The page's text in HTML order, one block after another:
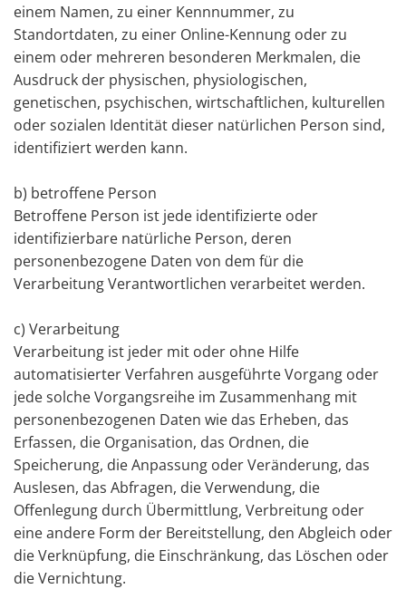
einem Namen, zu einer Kennnummer, zu
Standortdaten, zu einer Online-Kennung oder zu
einem oder mehreren besonderen Merkmalen, die
Ausdruck der physischen, physiologischen,
genetischen, psychischen, wirtschaftlichen, kulturellen
oder sozialen Identität dieser natürlichen Person sind,
identifiziert werden kann.
b) betroffene Person
Betroffene Person ist jede identifizierte oder
identifizierbare natürliche Person, deren
personenbezogene Daten von dem für die
Verarbeitung Verantwortlichen verarbeitet werden.
c) Verarbeitung
Verarbeitung ist jeder mit oder ohne Hilfe
automatisierter Verfahren ausgeführte Vorgang oder
jede solche Vorgangsreihe im Zusammenhang mit
personenbezogenen Daten wie das Erheben, das
Erfassen, die Organisation, das Ordnen, die
Speicherung, die Anpassung oder Veränderung, das
Auslesen, das Abfragen, die Verwendung, die
Offenlegung durch Übermittlung, Verbreitung oder
eine andere Form der Bereitstellung, den Abgleich oder
die Verknüpfung, die Einschränkung, das Löschen oder
die Vernichtung.